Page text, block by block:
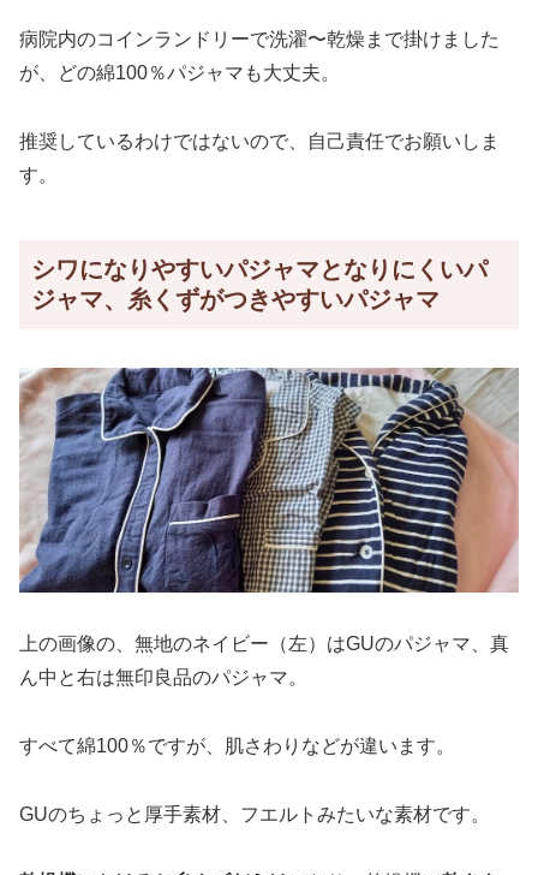
病院内のコインランドリーで洗濯〜乾燥まで掛けました
が、どの綿100％パジャマも大丈夫。
推奨しているわけではないので、自己責任でお願いしま
す。
シワになりやすいパジャマとなりにくいパ
ジャマ、糸くずがつきやすいパジャマ
上の画像の、無地のネイビー（左）はGUのパジャマ、真
ん中と右は無印良品のパジャマ。
すべて綿100％ですが、肌さわりなどが違います。
GUのちょっと厚手素材、フエルトみたいな素材です。